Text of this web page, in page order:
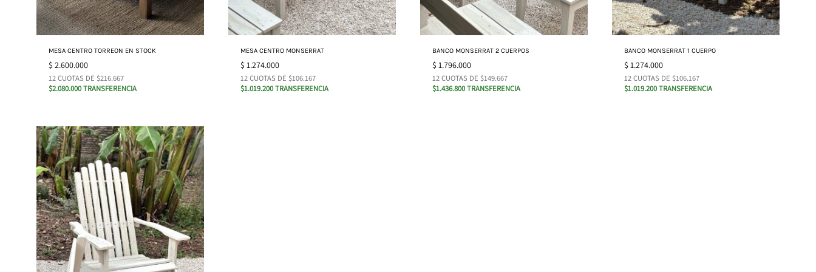
MESA CENTRO TORREON EN STOCK
$ 2.600.000
12 CUOTAS DE $216.667
$2.080.000 TRANSFERENCIA
MESA CENTRO MONSERRAT
$ 1.274.000
12 CUOTAS DE $106.167
$1.019.200 TRANSFERENCIA
BANCO MONSERRAT 2 CUERPOS
$ 1.796.000
12 CUOTAS DE $149.667
$1.436.800 TRANSFERENCIA
BANCO MONSERRAT 1 CUERPO
$ 1.274.000
12 CUOTAS DE $106.167
$1.019.200 TRANSFERENCIA